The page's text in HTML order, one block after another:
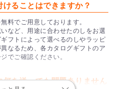
ることはできますか？
料でご用意しております。
など、用途に合わせたのしをお選
フトによって選べるのしやラッピ
なるため、各カタログギフトのア
でご確認ください。
を送っても問題ありません